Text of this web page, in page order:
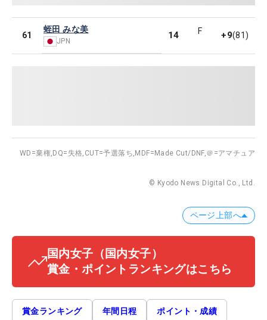
61
蛭田 みな美
JPN
14 F +9(81)
WD=棄権, DQ=失格, CUT=予選落ち, MDF=Made Cut/DNF,＠=アマチュア
© Kyodo News Digital Co., Ltd.
ページ上部へ
国内女子 （国内女子）
賞金・ポイントランキングはこちら
賞金ランキング 年間日程 ポイント・成績